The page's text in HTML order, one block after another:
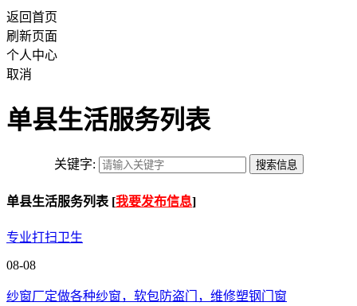
返回首页
刷新页面
个人中心
取消
单县生活服务列表
关键字:
单县生活服务列表 [我要发布信息]
专业打扫卫生
08-08
纱窗厂定做各种纱窗，软包防盗门，维修塑钢门窗